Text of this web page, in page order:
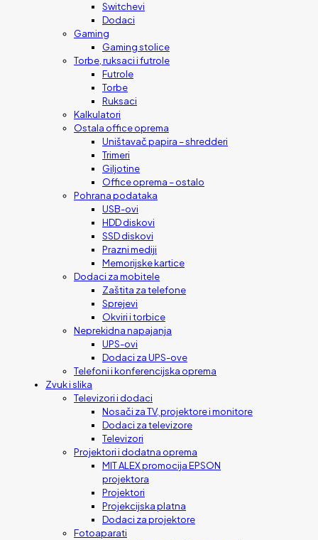
Switchevi
Dodaci
Gaming
Gaming stolice
Torbe, ruksaci i futrole
Futrole
Torbe
Ruksaci
Kalkulatori
Ostala office oprema
Uništavač papira – shredderi
Trimeri
Giljotine
Office oprema – ostalo
Pohrana podataka
USB-ovi
HDD diskovi
SSD diskovi
Prazni mediji
Memorijske kartice
Dodaci za mobitele
Zaštita za telefone
Sprejevi
Okviri i torbice
Neprekidna napajanja
UPS-ovi
Dodaci za UPS-ove
Telefoni i konferencijska oprema
Zvuk i slika
Televizori i dodaci
Nosači za TV, projektore i monitore
Dodaci za televizore
Televizori
Projektori i dodatna oprema
MIT ALEX promocija EPSON
projektora
Projektori
Projekcijska platna
Dodaci za projektore
Fotoaparati